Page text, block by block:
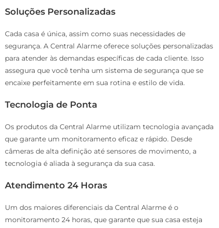
Soluções Personalizadas
Cada casa é única, assim como suas necessidades de
segurança. A Central Alarme oferece soluções personalizadas
para atender às demandas específicas de cada cliente. Isso
assegura que você tenha um sistema de segurança que se
encaixe perfeitamente em sua rotina e estilo de vida.
Tecnologia de Ponta
Os produtos da Central Alarme utilizam tecnologia avançada
que garante um monitoramento eficaz e rápido. Desde
câmeras de alta definição até sensores de movimento, a
tecnologia é aliada à segurança da sua casa.
Atendimento 24 Horas
Um dos maiores diferenciais da Central Alarme é o
monitoramento 24 horas, que garante que sua casa esteja